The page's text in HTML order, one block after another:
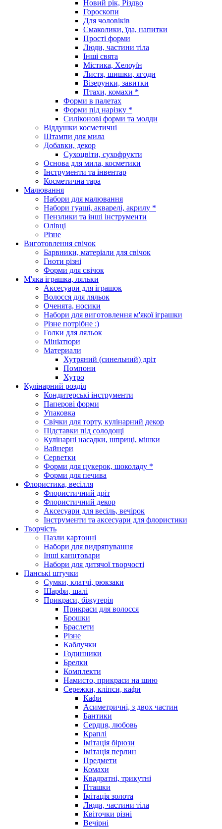
Новий рік, Різдво
Гороскопи
Для чоловіків
Смаколики, їда, напитки
Прості форми
Люди, частини тіла
Інші свята
Містика, Хелоуїн
Листя, шишки, ягоди
Візерунки, завитки
Птахи, комахи *
Форми в палетах
Форми під нарізку *
Силіконові форми та молди
Віддушки косметичні
Штампи для мила
Добавки, декор
Сухоцвіти, сухофрукти
Основа для мила, косметики
Інструменти та інвентар
Косметична тара
Малювання
Набори для малювання
Набори гуаші, акварелі, акрилу *
Пензлики та інші інструменти
Олівці
Різне
Виготовлення свічок
Барвники, матеріали для свічок
Гноти різні
Форми для свічок
М'яка іграшка, ляльки
Аксесуари для іграшок
Волосся для ляльок
Оченята, носики
Набори для виготовлення м'якої іграшки
Різне потрібне :)
Голки для ляльок
Мініатюри
Материали
Хутряний (синельний) дріт
Помпони
Хутро
Кулінарний розділ
Кондитерські інструменти
Паперові форми
Упаковка
Свічки для торту, кулінарний декор
Підставки під солодощі
Кулінарні насадки, шприці, мішки
Вайнери
Серветки
Форми для цукерок, шоколаду *
Форми для печива
Флористика, весілля
Флористичний дріт
Флористичний декор
Аксесуари для весіль, вечірок
Інструменти та аксесуари для флористики
Творчість
Пазли картонні
Набори для видряпування
Інші канцтовари
Набори для дитячої творчості
Панські штучки
Сумки, клатчі, рюкзаки
Шарфи, шалі
Прикраси, біжутерія
Прикраси для волосся
Брошки
Браслети
Різне
Каблучки
Годинники
Брелки
Комплекти
Намисто, прикраси на шию
Сережки, кліпси, кафи
Кафи
Асиметричні, з двох частин
Бантики
Сердця, любовь
Краплі
Імітація бірюзи
Імітація перлин
Предмети
Комахи
Квадратні, трикутні
Пташки
Імітація золота
Люди, частини тіла
Квіточки різні
Вечірні